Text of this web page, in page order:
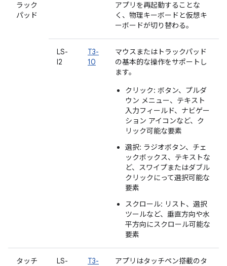
ラック
パッド
アプリを再起動することな
く、物理キーボードと仮想キ
ーボードが切り替わる。
LS-
I2
T3-
10
マウスまたはトラックパッド
の基本的な操作をサポートし
ます。
クリック: ボタン、プルダ
ウン メニュー、テキスト
入力フィールド、ナビゲー
ション アイコンなど、ク
リック可能な要素
選択: ラジオボタン、チェ
ックボックス、テキストな
ど、スワイプまたはダブル
クリックにって選択可能な
要素
スクロール: リスト、選択
ツールなど、垂直方向や水
平方向にスクロール可能な
要素
タッチ
LS-
T3-
アプリはタッチペン搭載のタ